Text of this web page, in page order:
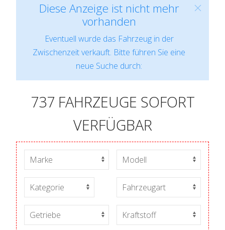
Diese Anzeige ist nicht mehr
vorhanden
Eventuell wurde das Fahrzeug in der
Zwischenzeit verkauft. Bitte führen Sie eine
neue Suche durch:
737 FAHRZEUGE SOFORT
VERFÜGBAR